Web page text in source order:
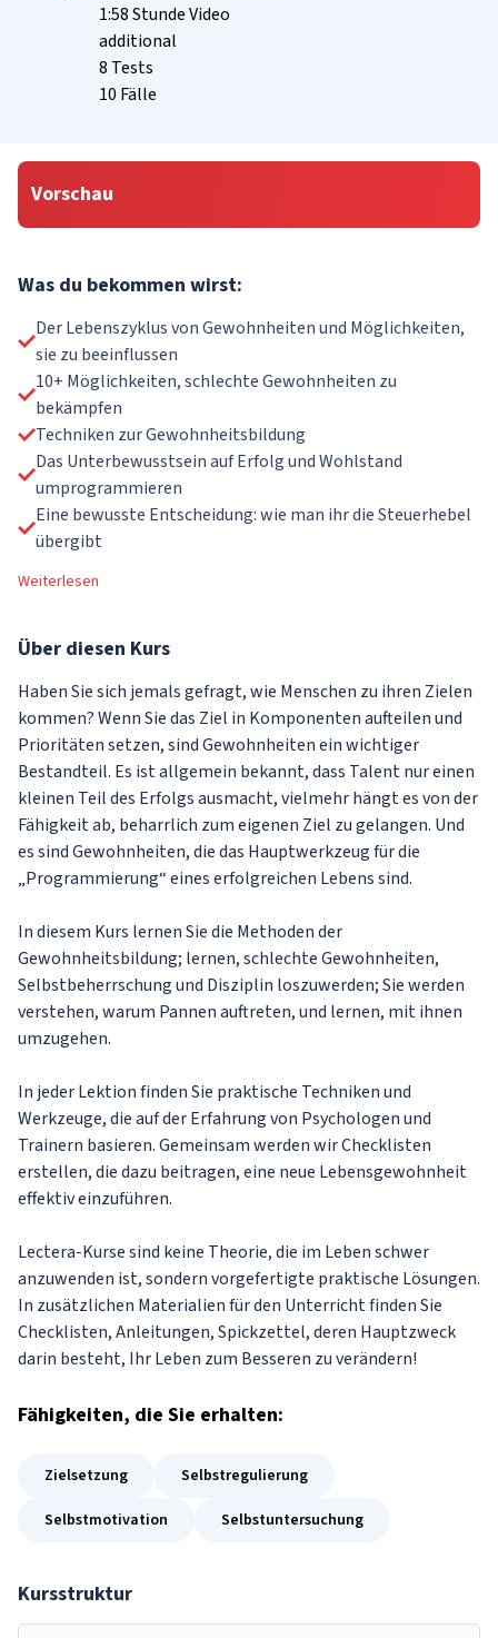
1:58 Stunde Video
additional
8 Tests
10 Fälle
Vorschau
Was du bekommen wirst:
Der Lebenszyklus von Gewohnheiten und Möglichkeiten,
sie zu beeinflussen
10+ Möglichkeiten, schlechte Gewohnheiten zu
bekämpfen
Techniken zur Gewohnheitsbildung
Das Unterbewusstsein auf Erfolg und Wohlstand
umprogrammieren
Eine bewusste Entscheidung: wie man ihr die Steuerhebel
übergibt
Weiterlesen
Über diesen Kurs
Haben Sie sich jemals gefragt, wie Menschen zu ihren Zielen
kommen? Wenn Sie das Ziel in Komponenten aufteilen und
Prioritäten setzen, sind Gewohnheiten ein wichtiger
Bestandteil. Es ist allgemein bekannt, dass Talent nur einen
kleinen Teil des Erfolgs ausmacht, vielmehr hängt es von der
Fähigkeit ab, beharrlich zum eigenen Ziel zu gelangen. Und
es sind Gewohnheiten, die das Hauptwerkzeug für die
„Programmierung“ eines erfolgreichen Lebens sind.
In diesem Kurs lernen Sie die Methoden der
Gewohnheitsbildung; lernen, schlechte Gewohnheiten,
Selbstbeherrschung und Disziplin loszuwerden; Sie werden
verstehen, warum Pannen auftreten, und lernen, mit ihnen
umzugehen.
In jeder Lektion finden Sie praktische Techniken und
Werkzeuge, die auf der Erfahrung von Psychologen und
Trainern basieren. Gemeinsam werden wir Checklisten
erstellen, die dazu beitragen, eine neue Lebensgewohnheit
effektiv einzuführen.
Lectera-Kurse sind keine Theorie, die im Leben schwer
anzuwenden ist, sondern vorgefertigte praktische Lösungen.
In zusätzlichen Materialien für den Unterricht finden Sie
Checklisten, Anleitungen, Spickzettel, deren Hauptzweck
darin besteht, Ihr Leben zum Besseren zu verändern!
Fähigkeiten, die Sie erhalten:
Zielsetzung
Selbstregulierung
Selbstmotivation
Selbstuntersuchung
Kursstruktur